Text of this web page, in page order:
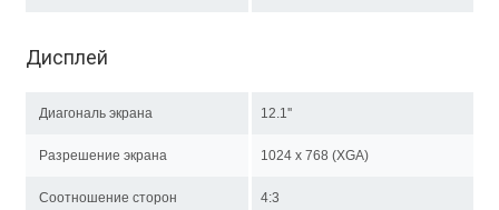
Дисплей
Диагональ экрана 12.1''
Разрешение экрана 1024 x 768 (XGA)
Соотношение сторон 4:3